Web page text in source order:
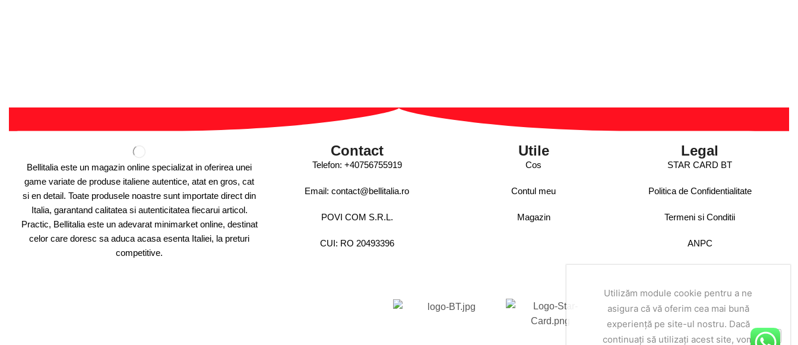
Bellitalia este un magazin online specializat in oferirea unei
game variate de produse italiene autentice, atat en gros, cat
si en detail. Toate produsele noastre sunt importate direct din
Italia, garantand calitatea si autenticitatea fiecarui articol.
Practic, Bellitalia este un adevarat minimarket online, destinat
celor care doresc sa aduca acasa esenta Italiei, la preturi
competitive.
Contact
Telefon: +40756755919
Email:contact@bellitalia.ro
POVI COM S.R.L.
CUI: RO 20493396
Utile
Cos
Contul meu
Magazin
Legal
STAR CARD BT
Politica de Confidentialitate
Termeni si Conditii
ANPC
Utilizăm module cookie pentru a ne
asigura că vă oferim cea mai bună
experiență pe site-ul nostru. Dacă
continuați să utilizați acest site, vom